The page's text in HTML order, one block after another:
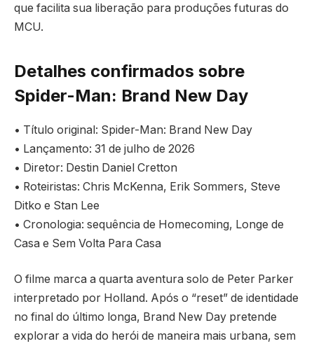
que facilita sua liberação para produções futuras do
MCU.
Detalhes confirmados sobre
Spider-Man: Brand New Day
• Título original: Spider-Man: Brand New Day
• Lançamento: 31 de julho de 2026
• Diretor: Destin Daniel Cretton
• Roteiristas: Chris McKenna, Erik Sommers, Steve
Ditko e Stan Lee
• Cronologia: sequência de Homecoming, Longe de
Casa e Sem Volta Para Casa
O filme marca a quarta aventura solo de Peter Parker
interpretado por Holland. Após o “reset” de identidade
no final do último longa, Brand New Day pretende
explorar a vida do herói de maneira mais urbana, sem